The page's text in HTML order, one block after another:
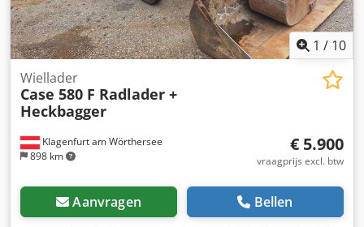
1 / 10
Klagenfurt am Wörthersee
898 km
Wiellader
Case 580 F Radlader +
Heckbagger
€ 5.900
vraagprijs excl. btw
Aanvragen Bellen